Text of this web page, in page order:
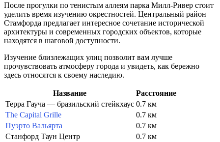
После прогулки по тенистым аллеям парка Милл-Ривер стоит
уделить время изучению окрестностей. Центральный район
Стамфорда предлагает интересное сочетание исторической
архитектуры и современных городских объектов, которые
находятся в шаговой доступности.
Изучение близлежащих улиц позволит вам лучше
прочувствовать атмосферу города и увидеть, как бережно
здесь относятся к своему наследию.
Название
Расстояние
Терра Гауча — бразильский стейкхаус 0.7 км
The Capital Grille
0.7 км
Пуэрто Вальярта
0.7 км
Станфорд Таун Центр
0.7 км